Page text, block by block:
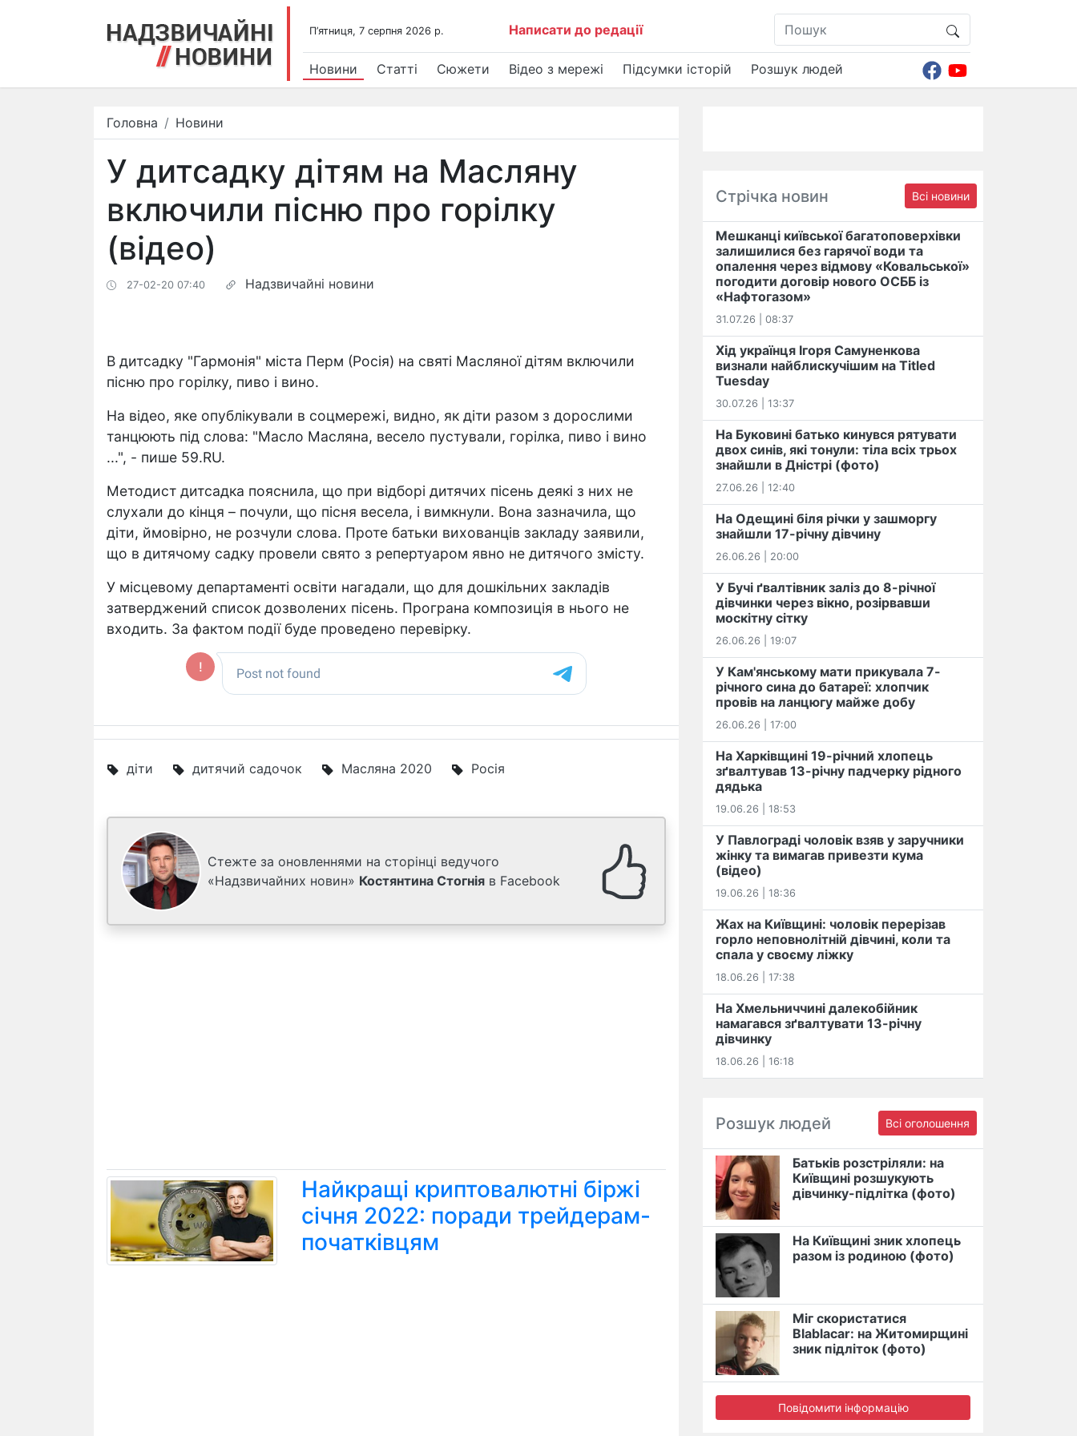
П’ятниця, 7 серпня 2026 р. Написати до редації
Новини Статті Сюжети Відео з мережі Підсумки історій Розшук людей
Головна Новини
У дитсадку дітям на Масляну
включили пісню про горілку
(відео)
27-02-20 07:40 Надзвичайні новини
В дитсадку "Гармонія" міста Перм (Росія) на святі Масляної дітям включили
пісню про горілку, пиво і вино.
На відео, яке опублікували в соцмережі, видно, як діти разом з дорослими
танцюють під слова: "Масло Масляна, весело пустували, горілка, пиво і вино
...", - пише 59.RU.
Методист дитсадка пояснила, що при відборі дитячих пісень деякі з них не
слухали до кінця – почули, що пісня весела, і вимкнули. Вона зазначила, що
діти, ймовірно, не розчули слова. Проте батьки вихованців закладу заявили,
що в дитячому садку провели свято з репертуаром явно не дитячого змісту.
У місцевому департаменті освіти нагадали, що для дошкільних закладів
затверджений список дозволених пісень. Програна композиція в нього не
входить. За фактом події буде проведено перевірку.
діти дитячий садочок Масляна 2020 Росія
Стежте за оновленнями на сторінці ведучого
«Надзвичайних новин» Костянтина Стогнія в Facebook
Найкращі криптовалютні біржі
січня 2022: поради трейдерам-
початківцям
Стрічка новин Всі новини
Мешканці київської багатоповерхівки
залишилися без гарячої води та
опалення через відмову «Ковальської»
погодити договір нового ОСББ із
«Нафтогазом»
31.07.26 | 08:37
Хід українця Ігоря Самуненкова
визнали найблискучішим на Titled
Tuesday
30.07.26 | 13:37
На Буковині батько кинувся рятувати
двох синів, які тонули: тіла всіх трьох
знайшли в Дністрі (фото)
27.06.26 | 12:40
На Одещині біля річки у зашморгу
знайшли 17-річну дівчину
26.06.26 | 20:00
У Бучі ґвалтівник заліз до 8-річної
дівчинки через вікно, розірвавши
москітну сітку
26.06.26 | 19:07
У Кам'янському мати прикувала 7-
річного сина до батареї: хлопчик
провів на ланцюгу майже добу
26.06.26 | 17:00
На Харківщині 19-річний хлопець​
️зґвалтував 13-річну падчерку рідного
дядька
19.06.26 | 18:53
У Павлограді чоловік взяв у заручники
жінку та вимагав привезти кума
(відео)
19.06.26 | 18:36
Жах на Київщині: чоловік перерізав
горло неповнолітній дівчині, коли та
спала у своєму ліжку
18.06.26 | 17:38
На Хмельниччині далекобійник
намагався зґвалтувати 13-річну
дівчинку
18.06.26 | 16:18
Розшук людей Всі оголошення
Батьків розстріляли: на
Київщині розшукують
дівчинку-підлітка (фото)
На Київщині зник хлопець
разом із родиною (фото)
Міг скористатися
Blablacar: на Житомирщині
зник підліток (фото)
Повідомити інформацію